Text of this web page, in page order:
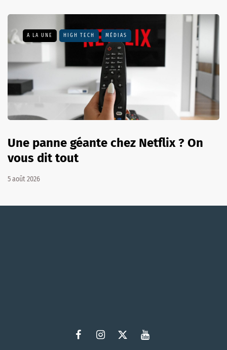
A LA UNE HIGH TECH MÉDIAS
Une panne géante chez Netflix ? On
vous dit tout
5 août 2026